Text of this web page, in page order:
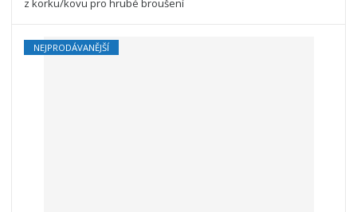
z korku/kovu pro hrubé broušení
NEJPRODÁVANĚJŠÍ